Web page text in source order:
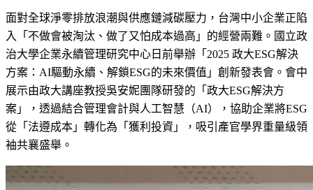
面對全球淨零排放浪潮與供應鏈減碳壓力，台灣中小企業正陷
入「不做會被淘汰、做了又怕成本過高」的經營兩難。國立政
治大學企業永續管理研究中心日前舉辦「2025 政大ESG解決
方案：AI驅動永續、解鎖ESG的未來價值」創新發表會。會中
展示由政大講座教授吳安妮團隊研發的「政大ESG解決方
案」，透過結合管理會計與人工智慧（AI），協助企業將ESG
從「法遵成本」轉化為「獲利投資」，吸引產官學界重量級領
袖共襄盛舉。